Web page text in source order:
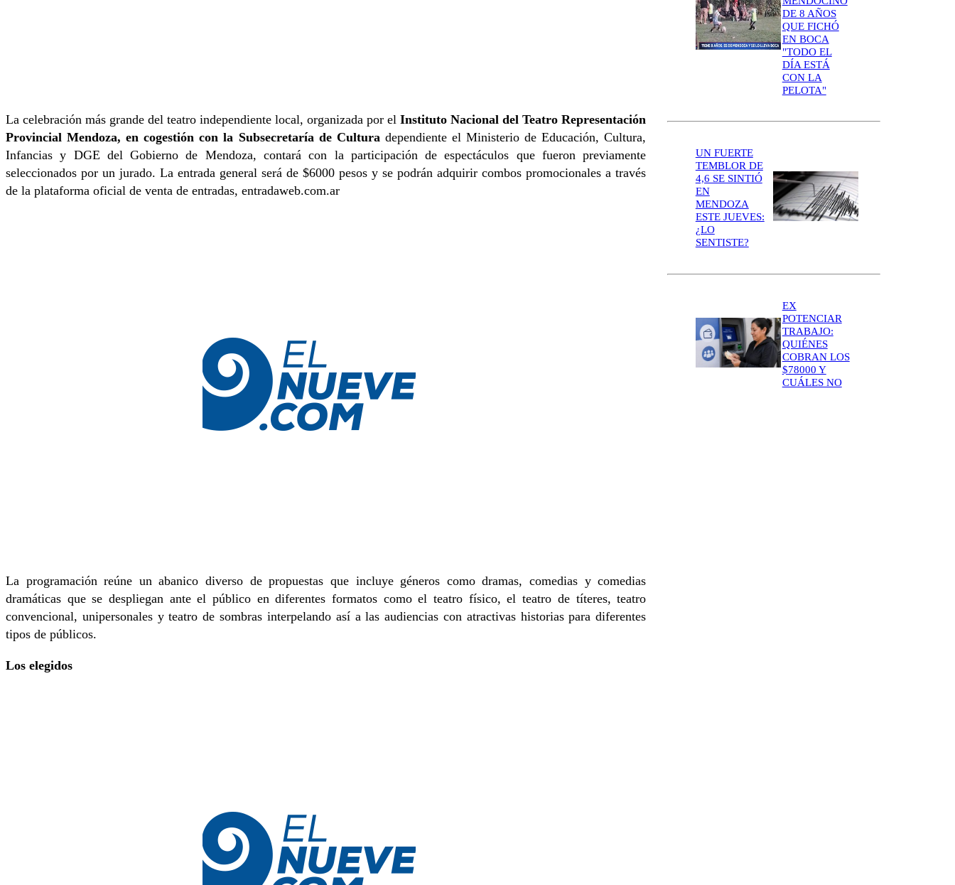
La celebración más grande del teatro independiente local, organizada por elInstituto Nacional del Teatro Representación
Provincial Mendoza, en cogestión con la Subsecretaría de Culturadependiente el Ministerio de Educación, Cultura,
Infancias y DGE del Gobierno de Mendoza, contará con la participación de espectáculos que fueron previamente
seleccionados por un jurado. La entrada general será de $6000 pesos y se podrán adquirir combos promocionales a través
de la plataforma oficial de venta de entradas, entradaweb.com.ar
La programación reúne un abanico diverso de propuestas que incluye géneros como dramas, comedias y comedias
dramáticas que se despliegan ante el público en diferentes formatos como el teatro físico, el teatro de títeres, teatro
convencional, unipersonales y teatro de sombras interpelando así a las audiencias con atractivas historias para diferentes
tipos de públicos.
Los elegidos
DE 8 AÑOS
QUE FICHÓ
EN BOCA
"TODO EL
DÍA ESTÁ
CON LA
PELOTA"
UN FUERTE
TEMBLOR DE
4,6 SE SINTIÓ
EN
MENDOZA
ESTE JUEVES:
¿LO
SENTISTE?
EX
POTENCIAR
TRABAJO:
QUIÉNES
COBRAN LOS
$78000 Y
CUÁLES NO